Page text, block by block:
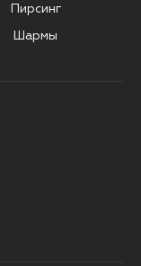
Пирсинг
Шармы